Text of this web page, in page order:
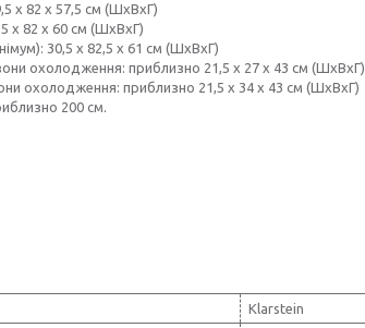
x 82 x 57,5 см (ШxВxГ)
x 82 x 60 см (ШxВxГ)
30,5 x 82,5 x 61 см (ШxВxГ)
охолодження: приблизно 21,5 x 27 x 43 см (ШxВxГ)
охолодження: приблизно 21,5 x 34 x 43 см (ШxВxГ)
200 см.
Klarstein